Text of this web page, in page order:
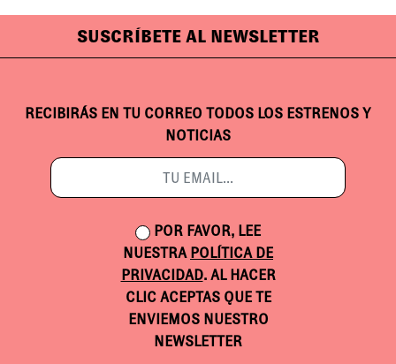
SUSCRÍBETE AL NEWSLETTER
RECIBIRÁS EN TU CORREO TODOS LOS ESTRENOS Y
NOTICIAS
POR FAVOR, LEE
NUESTRA POLÍTICA DE
PRIVACIDAD. AL HACER
CLIC ACEPTAS QUE TE
ENVIEMOS NUESTRO
NEWSLETTER